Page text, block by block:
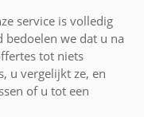
service is volledig
we dat u na
tot niets
u vergelijkt ze, en
of u tot een